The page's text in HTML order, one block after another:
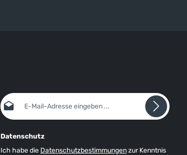
E-Mail-Adresse*
Datenschutz
Ich habe die Datenschutzbestimmungenzur Kenntnis